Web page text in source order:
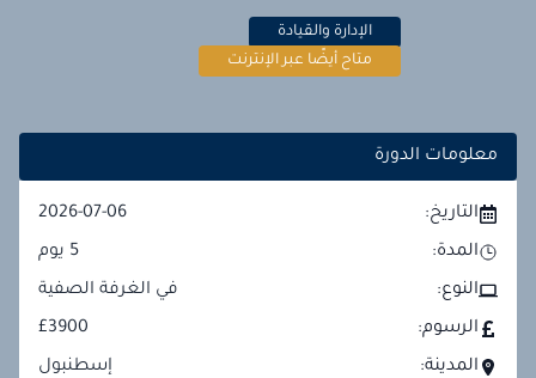
الإدارة والقيادة
متاح أيضًا عبر الإنترنت
معلومات الدورة
التاريخ:
2026-07-06
المدة:
5 يوم
النوع:
في الغرفة الصفية
الرسوم:
£3900
المدينة:
إسطنبول